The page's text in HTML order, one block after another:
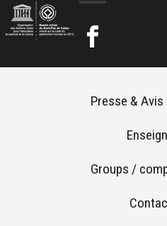
Footer
Presse &
Groups /